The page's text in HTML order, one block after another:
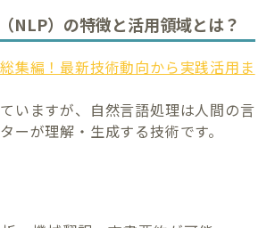
NLP）の特徴と活用領域とは？
集編！最新技術動向から実践活用ま
いますが、自然言語処理は人間の言
ーが理解・生成する技術です。